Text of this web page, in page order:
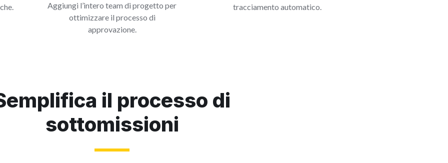
Aggiungi l’intero team di progetto per
ottimizzare il processo di
approvazione.
tracciamento automatico.
il processo di
sottomissioni